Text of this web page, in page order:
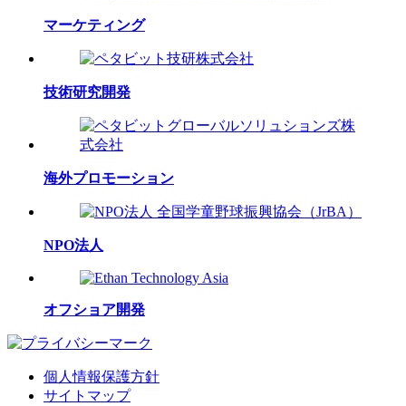
マーケティング
技術研究開発
海外プロモーション
NPO法人
オフショア開発
個人情報保護方針
サイトマップ